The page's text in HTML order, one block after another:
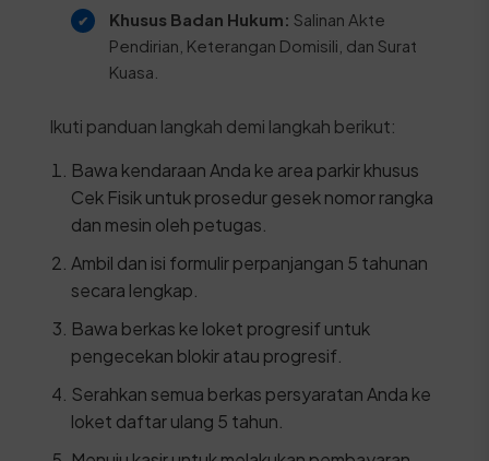
Khusus Badan Hukum: Salinan Akte
Pendirian, Keterangan Domisili, dan Surat
Kuasa.
Ikuti panduan langkah demi langkah berikut:
Bawa kendaraan Anda ke area parkir khusus
Cek Fisik untuk prosedur gesek nomor rangka
dan mesin oleh petugas.
Ambil dan isi formulir perpanjangan 5 tahunan
secara lengkap.
Bawa berkas ke loket progresif untuk
pengecekan blokir atau progresif.
Serahkan semua berkas persyaratan Anda ke
loket daftar ulang 5 tahun.